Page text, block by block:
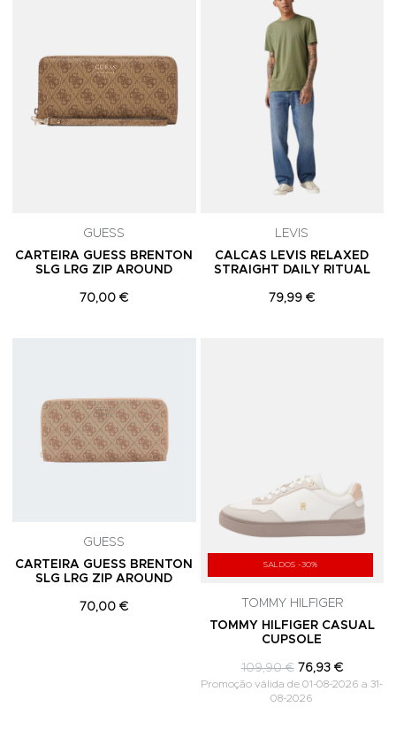
GUESS
CARTEIRA GUESS BRENTON
SLG LRG ZIP AROUND
70,00 €
LEVIS
CALCAS LEVIS RELAXED
STRAIGHT DAILY RITUAL
79,99 €
GUESS
CARTEIRA GUESS BRENTON
SLG LRG ZIP AROUND
70,00 €
SALDOS -30%
TOMMY HILFIGER
TOMMY HILFIGER CASUAL
CUPSOLE
109,90 € 76,93 €
Promoção válida de 01-08-2026 a 31-
08-2026